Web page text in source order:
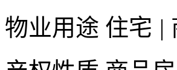
物业用途 住宅 |